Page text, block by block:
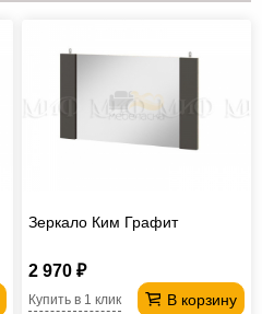
Зеркало Ким Графит
2 970 ₽
В корзину
Купить в 1 клик